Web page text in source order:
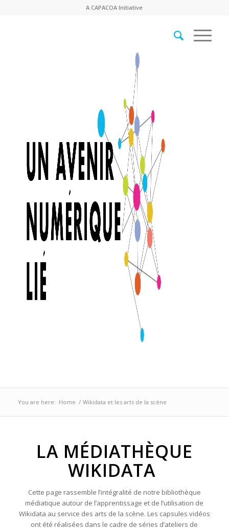
ACAPACOA Initiative
You are here: Home / Wikidata et les arts de la scène
LA MÉDIATHÈQUE
WIKIDATA
Cette page rassemble l’intégralité de notre bibliothèque
médiatique autour de l’apprentissage et de l’utilisation de
Wikidata au service des arts de la scène. Les capsules vidéos
ont été réalisées dans le cadre de séries d’ateliers de